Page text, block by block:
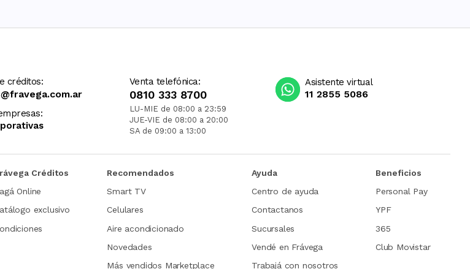
créditos: Venta telefónica:
0810 333 8700
LU-MIE de 08:00 a 23:59
JUE-VIE de 08:00 a 20:00
SA de 09:00 a 13:00
Asistente virtual
11 2855 5086
Créditos
Online
exclusivo
Recomendados
Smart TV
Celulares
Aire acondicionado
Novedades
Más vendidos Marketplace
Ayuda
Centro de ayuda
Contactanos
Sucursales
Vendé en Frávega
Trabajá con nosotros
Beneficios
Personal Pay
YPF
365
Club Movistar